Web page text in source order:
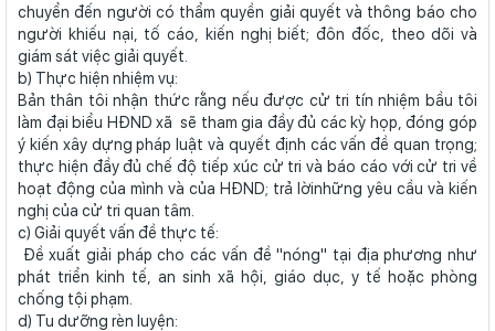
chuyển đến người có thẩm quyền giải quyết và thông báo cho
người khiếu nại, tố cáo, kiến nghị biết; đôn đốc, theo dõi và
giám sát việc giải quyết.
b) Thực hiện nhiệm vụ:
Bản thân tôi nhận thức rằng nếu được cử tri tín nhiệm bầu tôi
làm đại biểu HĐND xã sẽ tham gia đầy đủ các kỳ họp, đóng góp
ý kiến xây dựng pháp luật và quyết định các vấn đề quan trọng;
thực hiện đầy đủ chế độ tiếp xúc cử tri và báo cáo với cử tri về
hoạt động của mình và của HĐND; trả lờinhững yêu cầu và kiến
nghị của cử tri quan tâm.
c) Giải quyết vấn đề thực tế:
Đề xuất giải pháp cho các vấn đề "nóng" tại địa phương như
phát triển kinh tế, an sinh xã hội, giáo dục, y tế hoặc phòng
chống tội phạm.
d) Tu dưỡng rèn luyện: